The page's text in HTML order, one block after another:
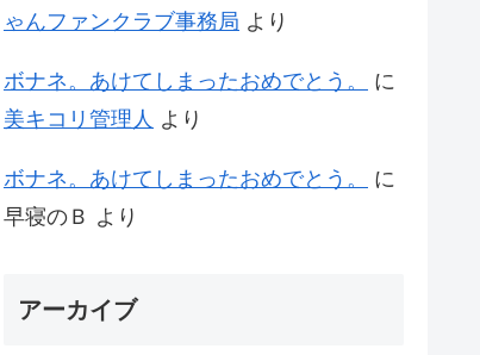
ゃんファンクラブ事務局 より
ボナネ。あけてしまったおめでとう。
に
美キコリ管理人 より
ボナネ。あけてしまったおめでとう。
に
早寝のＢ より
アーカイブ